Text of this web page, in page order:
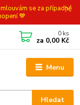
se za případné
💙
Menu
Hledat
0 ks
za 0,00 Kč